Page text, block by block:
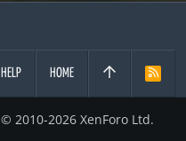
HELP HOME
R
© 2010-2026 XenForo Ltd.